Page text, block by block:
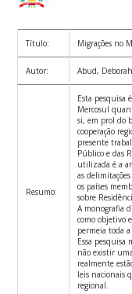
Título: Migrações no
Autor: Abud,
Resumo:
Esta pesquisa
Mercosul
si, em prol do
cooperação
presente
Público e das
utilizada é a
as
os países
sobre
A monografia
como objetivo
permeia toda
Essa pesquisa
não existir
realmente
leis nacionais
regional.